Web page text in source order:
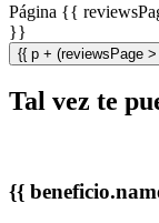
Página {{
}}
{{ p + (reviewsPage
Tal vez te
{{